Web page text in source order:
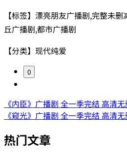
【标签】漂亮朋友广播剧,完整未
丘广播剧,都市广播剧
【分类】现代纯爱
0
《内臣》广播剧 全一季完结 高清
《窥光》广播剧 全一季完结 高清
热门文章